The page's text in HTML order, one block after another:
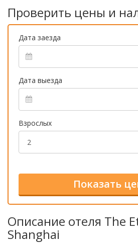
Проверить цены и
Дата заезда
Дата выезда
Взрослых
Описание отеля The
Shanghai